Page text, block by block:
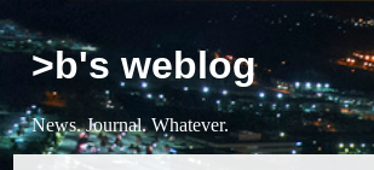
>b's weblog
News. Journal. Whatever.